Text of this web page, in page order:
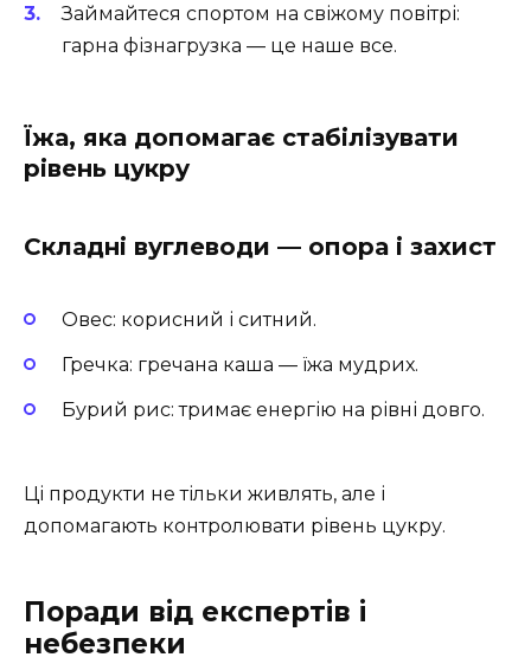
Займайтеся спортом на свіжому повітрі:
гарна фізнагрузка — це наше все.
Їжа, яка допомагає стабілізувати
рівень цукру
Складні вуглеводи — опора і захист
Овес: корисний і ситний.
Гречка: гречана каша — їжа мудрих.
Бурий рис: тримає енергію на рівні довго.
Ці продукти не тільки живлять, але і
допомагають контролювати рівень цукру.
Поради від експертів і
небезпеки